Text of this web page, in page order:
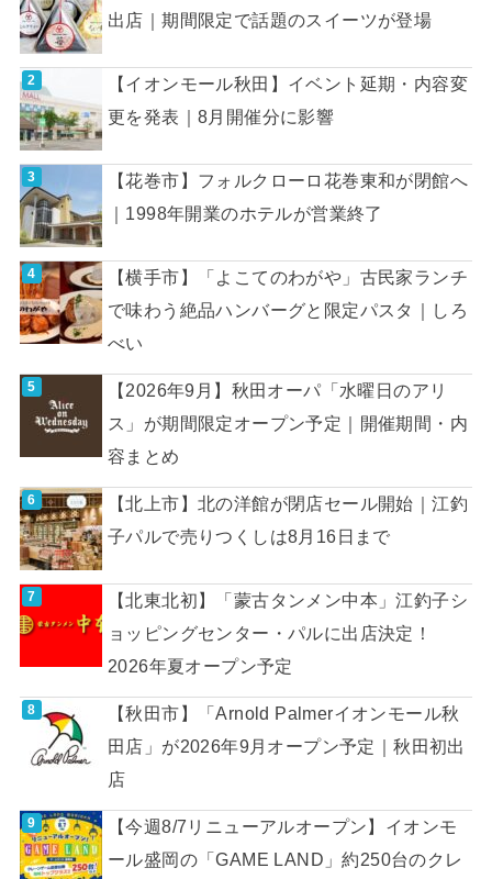
出店｜期間限定で話題のスイーツが登場
【イオンモール秋田】イベント延期・内容変
更を発表｜8月開催分に影響
【花巻市】フォルクローロ花巻東和が閉館へ
｜1998年開業のホテルが営業終了
【横手市】「よこてのわがや」古民家ランチ
で味わう絶品ハンバーグと限定パスタ｜しろ
べい
【2026年9月】秋田オーパ「水曜日のアリ
ス」が期間限定オープン予定｜開催期間・内
容まとめ
【北上市】北の洋館が閉店セール開始｜江釣
子パルで売りつくしは8月16日まで
【北東北初】「蒙古タンメン中本」江釣子シ
ョッピングセンター・パルに出店決定！
2026年夏オープン予定
【秋田市】「Arnold Palmerイオンモール秋
田店」が2026年9月オープン予定｜秋田初出
店
【今週8/7リニューアルオープン】イオンモ
ール盛岡の「GAME LAND」約250台のクレ